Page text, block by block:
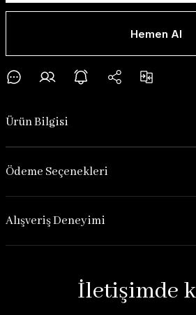
Hemen Al
Ürün Bilgisi
Ödeme Seçenekleri
Alışveriş Deneyimi
İletişimde